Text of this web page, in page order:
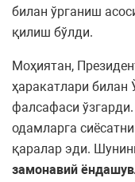
билан ўрганиш
қилиш бўлди.
Моҳиятан,
ҳаракатлари билан
фалсафаси
одамларга
қаралар эди.
замонавий